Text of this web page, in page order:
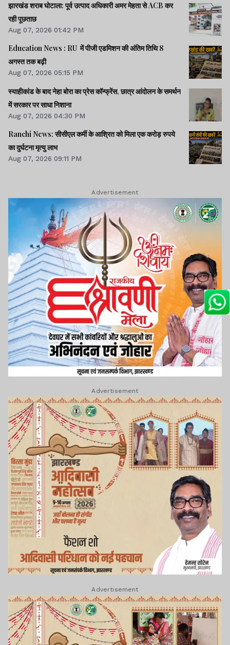
झारखंड शराब घोटाला: पूर्व उत्पाद अधिकारी अमर मेहता से ACB कर
रही पूछताछ
Aug 07, 2026 01:42 PM
Education News : RU में पीजी एडमिशन की अंतिम तिथि 8
अगस्त तक बढ़ी
Aug 07, 2026 05:15 PM
स्याहीकांड के बाद नेहा बोरा का प्रेस कॉन्फ्रेंस, छात्र आंदोलन के समर्थन
में सरकार पर साधा निशाना
Aug 07, 2026 04:30 PM
Ranchi News: सीसीएल कर्मी के आश्रित को मिला एक करोड़ रुपये
का दुर्घटना मृत्यु लाभ
Aug 07, 2026 09:11 PM
Advertisement
Advertisement
Advertisement